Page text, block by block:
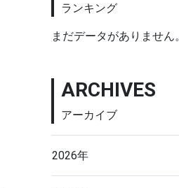
ランキング
まだデータがありません。
ARCHIVES
アーカイブ
2026年